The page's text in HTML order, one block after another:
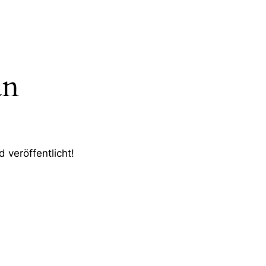
veröffentlicht!